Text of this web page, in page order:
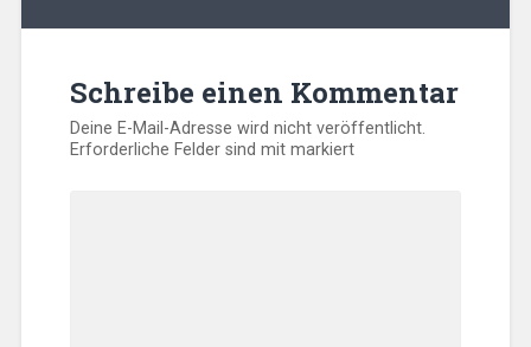
Schreibe einen Kommentar
Deine E-Mail-Adresse wird nicht veröffentlicht.
Erforderliche Felder sind mitmarkiert